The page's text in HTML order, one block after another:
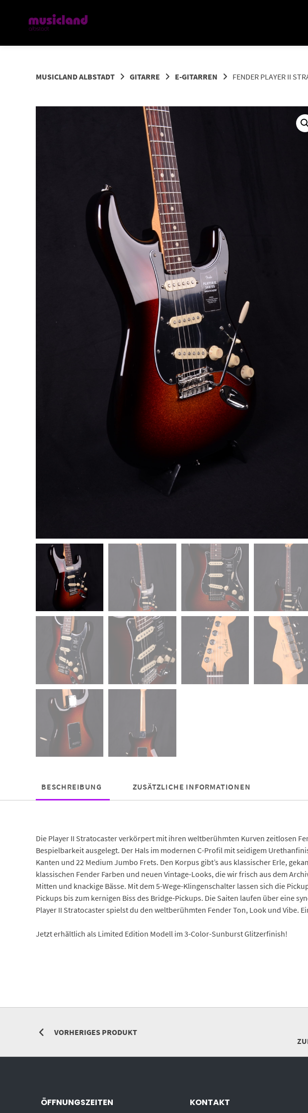
MUSICLAND ALBSTADT GITARRE E-GITARREN FENDER PLAYER II
BESCHREIBUNG ZUSÄTZLICHE INFORMATIONEN
Die Player II Stratocaster verkörpert mit ihren weltberühmten Kurven zeitlosen
Bespielbarkeit ausgelegt. Der Hals im modernen C-Profil mit seidigem
Kanten und 22 Medium Jumbo Frets. Den Korpus gibt’s aus klassischer Erle,
klassischen Fender Farben und neuen Vintage-Looks, die wir frisch aus dem
Mitten und knackige Bässe. Mit dem 5-Wege-Klingenschalter lassen sich die
Pickups bis zum kernigen Biss des Bridge-Pickups. Die Saiten laufen über eine
Player II Stratocaster spielst du den weltberühmten Fender Ton, Look und Vibe.
Jetzt erhältlich als Limited Edition Modell im 3-Color-Sunburst Glitzerfinish!
VORHERIGES PRODUKT
ÖFFNUNGSZEITEN KONTAKT